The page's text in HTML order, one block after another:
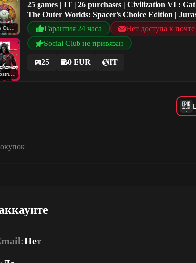
The Outer Worlds: Spacer's Choice Edition
Ghostrunner
25 games | IT | 26 purchases | Civilization VI :
The Outer Worlds: Spacer's Choice Edition |
Гарантия 24 часа
Нет доступа к почте
Social Club не привязан
25 0 EUR IT
Нет